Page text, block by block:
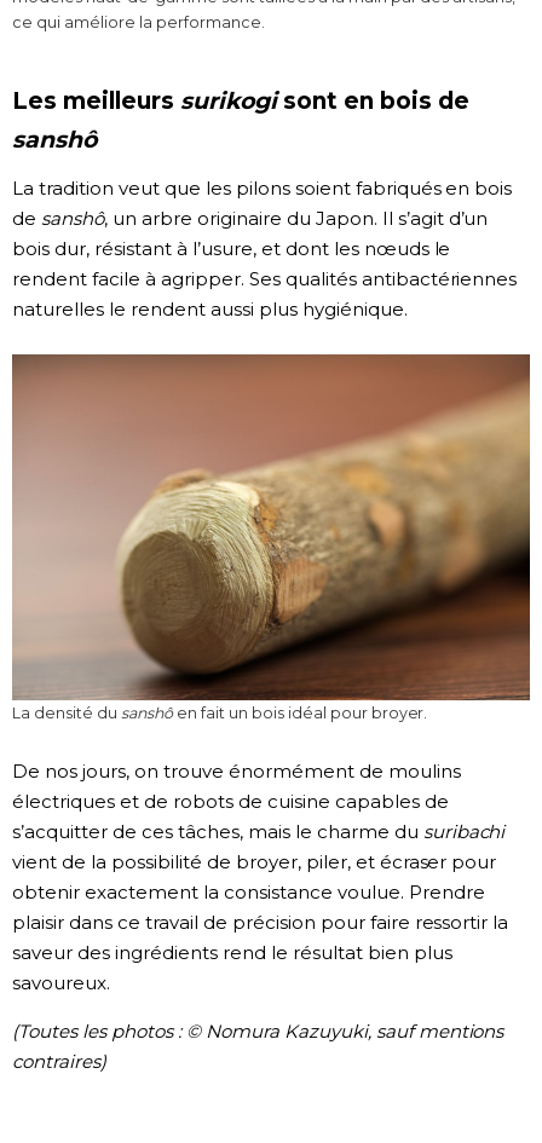
ce qui améliore la performance.
Les meilleurs surikogisont en bois de
sanshô
La tradition veut que les pilons soient fabriqués en bois
de sanshô, un arbre originaire du Japon. Il s’agit d’un
bois dur, résistant à l’usure, et dont les nœuds le
rendent facile à agripper. Ses qualités antibactériennes
naturelles le rendent aussi plus hygiénique.
La densité du sanshôen fait un bois idéal pour broyer.
De nos jours, on trouve énormément de moulins
électriques et de robots de cuisine capables de
s’acquitter de ces tâches, mais le charme du suribachi
vient de la possibilité de broyer, piler, et écraser pour
obtenir exactement la consistance voulue. Prendre
plaisir dans ce travail de précision pour faire ressortir la
saveur des ingrédients rend le résultat bien plus
savoureux.
(Toutes les photos : © Nomura Kazuyuki, sauf mentions
contraires)